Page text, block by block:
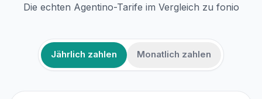
Die echten Agentino-Tarife im Vergleich zu fonio
Jährlich zahlen Monatlich zahlen